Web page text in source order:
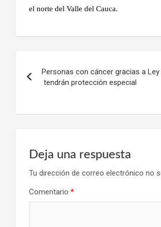
el norte del Valle del Cauca.
de
Personas con cáncer gracias a Ley
tendrán protección especial
Deja una respuesta
Tu dirección de correo electrónico no
Comentario *